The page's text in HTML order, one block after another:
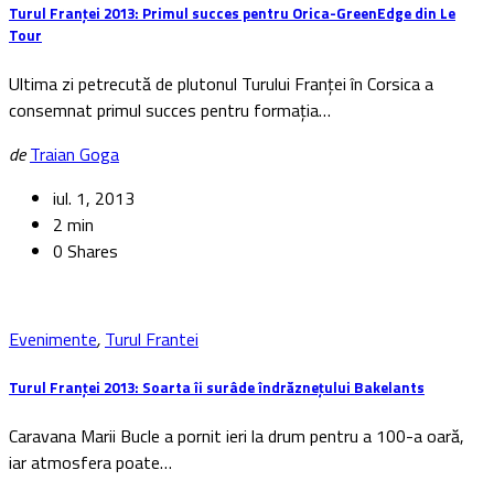
Turul Franței 2013: Primul succes pentru Orica-GreenEdge din Le
Tour
Ultima zi petrecută de plutonul Turului Franței în Corsica a
consemnat primul succes pentru formația…
de Traian Goga
iul. 1, 2013
2 min
0 Shares
Evenimente, Turul Frantei
Turul Franței 2013: Soarta îi surâde îndrăznețului Bakelants
Caravana Marii Bucle a pornit ieri la drum pentru a 100-a oară,
iar atmosfera poate…